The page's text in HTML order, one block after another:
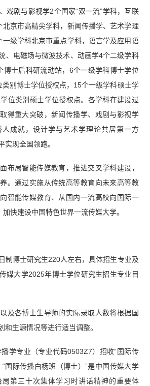
戏剧与影视学2个国家“双一流”学科，互联
北京市高精尖学科，新闻传播学、艺术学理
级学科北京市重点学科，语言学及应用语
、电磁场与微波技术、动画学4个二级学科
博士后科研流动站，6个一级学科博士学位
别博士学位授权点，15个一级学科硕士学
位类别硕士学位授权点。各学科在建设过
得重大突破，新闻传播学、戏剧与影视学
成就，设计学与艺术学理论共居第一方
实现全国领跑。
布局智能传媒教育，推进交叉学科建设，
。通过实施从传统高等教育向未来高等教
智能传媒教育、从国内一流高校向国际一
加快建设中国特色世界一流传媒大学。
制博士研究生220人左右，具体招生专业及
媒大学2025年博士学位研究生招生专业目
及各博士生导师的实际录取人数将根据国
和生源情况等进行适当调整。
学专业（专业代码0503Z7）招收“国际传
国际传播白杨班（博士）”是中国传媒大学
第三十次集体学习时讲话精神的重要体